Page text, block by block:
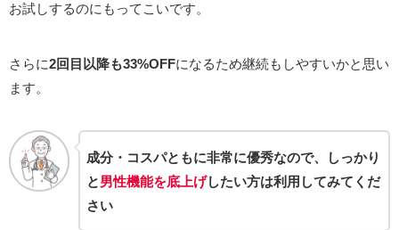
お試しするのにもってこいです。
さらに2回目以降も33%OFFになるため継続もしやすいかと思い
ます。
成分・コスパともに非常に優秀なので、しっかり
と男性機能を底上げしたい方は利用してみてくだ
さい